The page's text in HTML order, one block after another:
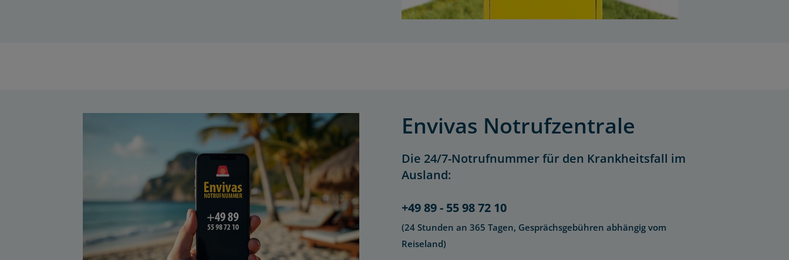
Envivas Notrufzentrale
Die 24/7-Notrufnummer für den Krankheitsfall im
Ausland:
+49 89 - 55 98 72 10
(24 Stunden an 365 Tagen, Gesprächsgebühren abhängig vom
Reiseland)